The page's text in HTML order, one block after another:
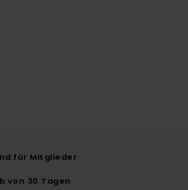
für Mitglieder
von 30 Tagen